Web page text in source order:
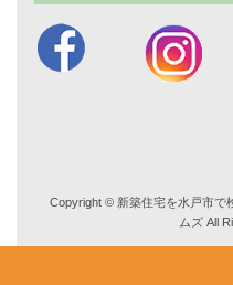
電話： 029-305-3688